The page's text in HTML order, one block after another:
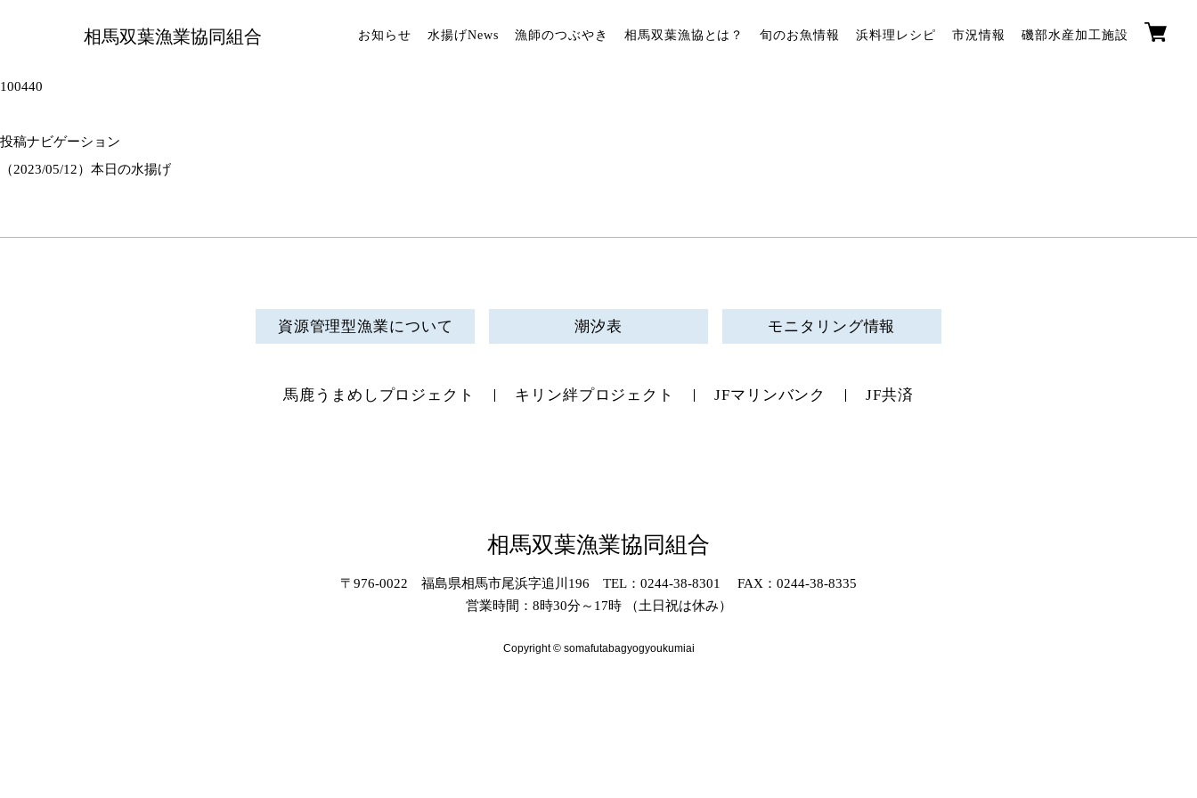
相馬双葉漁業協同組合 お知らせ 水揚げNews 漁師のつぶやき 相馬双葉漁協とは？ 旬のお魚情報 浜料理レシピ 市況情報 磯部水産加工施設
100440
投稿ナビゲーション
（2023/05/12）本日の水揚げ
資源管理型漁業について 潮汐表 モニタリング情報
馬鹿うまめしプロジェクト キリン絆プロジェクト JFマリンバンク JF共済
相馬双葉漁業協同組合
〒976-0022 福島県相馬市尾浜字追川196 TEL：0244-38-8301 FAX：0244-38-8335
営業時間：8時30分～17時 （土日祝は休み）
Copyright © somafutabagyogyoukumiai